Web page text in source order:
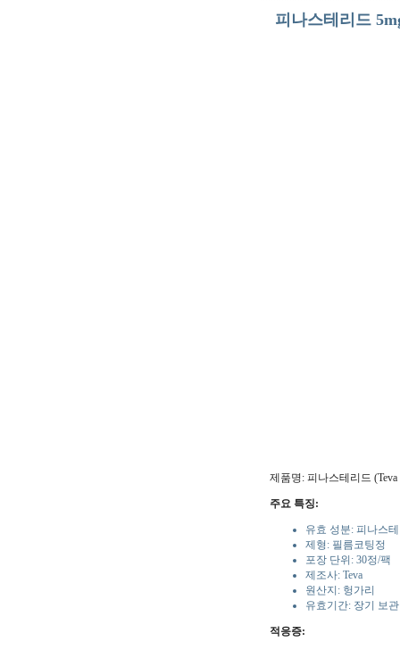
피나스테리드
제품명: 피나스테리드
주요 특징:
유효 성분: 피나스
제형: 필름코팅정
포장 단위: 30정/팩
제조사: Teva
원산지: 헝가리
유효기간: 장기 보
적응증: